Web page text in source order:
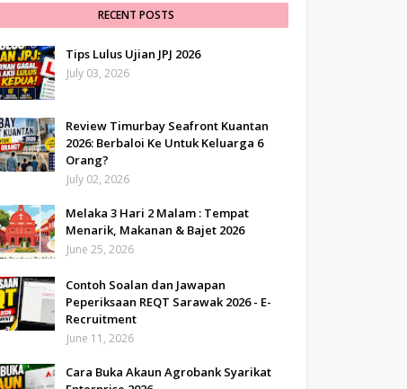
RECENT POSTS
Tips Lulus Ujian JPJ 2026
July 03, 2026
Review Timurbay Seafront Kuantan
2026: Berbaloi Ke Untuk Keluarga 6
Orang?
July 02, 2026
Melaka 3 Hari 2 Malam : Tempat
Menarik, Makanan & Bajet 2026
June 25, 2026
Contoh Soalan dan Jawapan
Peperiksaan REQT Sarawak 2026 - E-
Recruitment
June 11, 2026
Cara Buka Akaun Agrobank Syarikat